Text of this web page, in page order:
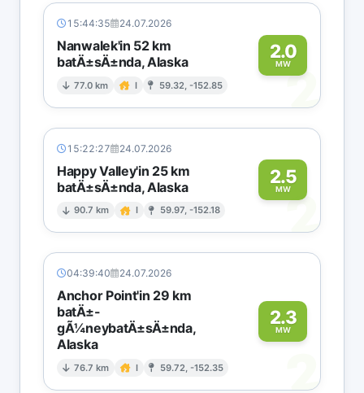
15:44:35 24.07.2026
Nanwalek'in 52 km
batÄ±sÄ±nda, Alaska
77.0 km I 59.32, -152.85
2.0
MW2
15:22:27 24.07.2026
Happy Valley'in 25 km
batÄ±sÄ±nda, Alaska
90.7 km I 59.97, -152.18
2.5
MW2
04:39:40 24.07.2026
Anchor Point'in 29 km
batÄ±-
gÃ¼neybatÄ±sÄ±nda,
Alaska
76.7 km I 59.72, -152.35
2.3
MW
2